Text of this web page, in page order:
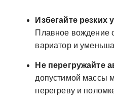
Избегайте резких
Плавное вождение
вариатор и
Не перегружайте
допустимой массы
перегреву и